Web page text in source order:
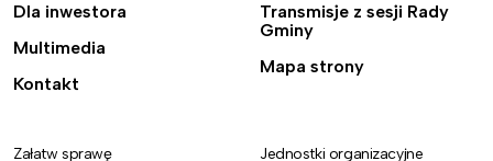
Dla inwestora
Multimedia
Kontakt
Transmisje z sesji Rady
Gminy
Mapa strony
Załatw sprawę Jednostki organizacyjne